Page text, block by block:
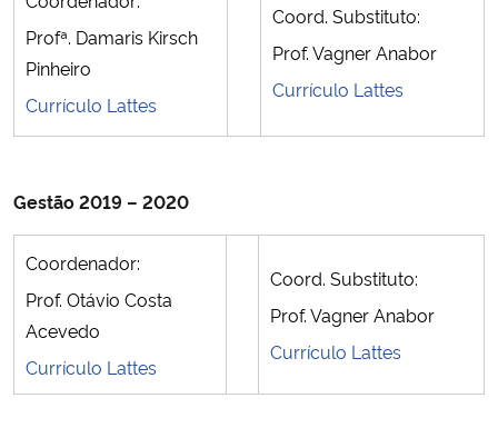
Ministério da Saúde
Ministério de Minas e Energia
Ministério da Ciência, Tecnologia, Inovações e Comunicações
Ministério do Meio Ambiente
Ministério do Turismo
Ministério do Desenvolvimento Regional
Profª. Damaris Kirsch
Pinheiro
Currículo Lattes
Coord. Substituto:
Prof. Vagner Anabor
Currículo Lattes
Gestão 2019 – 2020
Coordenador:
Prof. Otávio Costa
Acevedo
Currículo Lattes
Coord. Substituto:
Prof. Vagner Anabor
Currículo Lattes